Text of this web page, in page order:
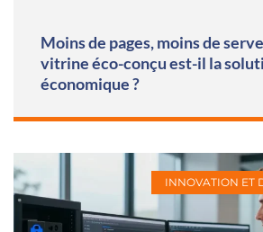
Moins de pages, moins de
vitrine éco-conçu est-il la
économique ?
INNOVATION ET